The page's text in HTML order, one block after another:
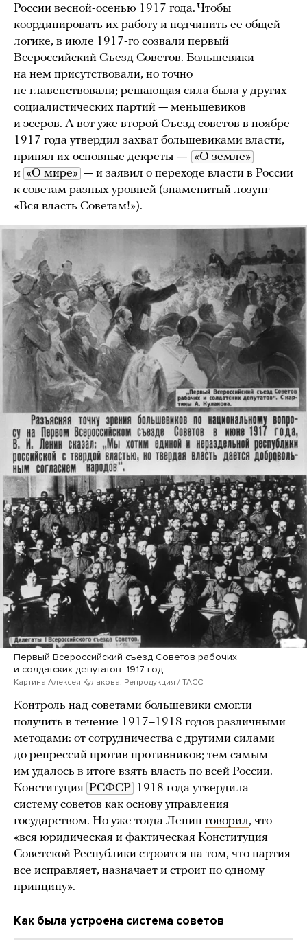
России весной-осенью 1917 года. Чтобы
координировать их работу и подчинить ее общей
логике, в июле 1917-го созвали первый
Всероссийский Съезд Советов. Большевики
на нем присутствовали, но точно
не главенствовали; решающая сила была у других
социалистических партий — меньшевиков
и эсеров. А вот уже второй Съезд советов в ноябре
1917 года утвердил захват большевиками власти,
принял их основные декреты — «О земле»
и «О мире» — и заявил о переходе власти в России
к советам разных уровней (знаменитый лозунг
«Вся власть Советам!»).
Первый Всероссийский съезд Советов рабочих
и солдатских депутатов. 1917 год
Картина Алексея Кулакова. Репродукция / ТАСС
Контроль над советами большевики смогли
получить в течение 1917–1918 годов различными
методами: от сотрудничества с другими силами
до репрессий против противников; тем самым
им удалось в итоге взять власть по всей России.
Конституция РСФСР 1918 года утвердила
систему советов как основу управления
государством. Но уже тогда Ленин говорил, что
«вся юридическая и фактическая Конституция
Советской Республики строится на том, что партия
все исправляет, назначает и строит по одному
принципу».
Как была устроена система советов